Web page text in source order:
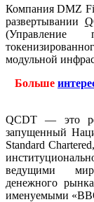
Компания DMZ
развертывании
модульной
Больше
QCDT — это
запущенный
Standard
ведущими
денежного
именуемыми